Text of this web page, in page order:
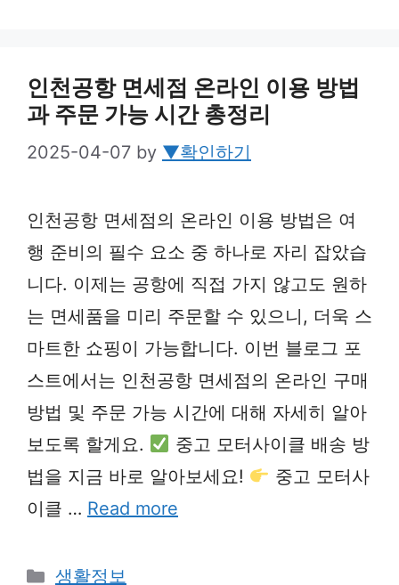
인천공항 면세점 온라인 이용 방법
과 주문 가능 시간 총정리
2025-04-07 by ▼확인하기
인천공항 면세점의 온라인 이용 방법은 여
행 준비의 필수 요소 중 하나로 자리 잡았습
니다. 이제는 공항에 직접 가지 않고도 원하
는 면세품을 미리 주문할 수 있으니, 더욱 스
마트한 쇼핑이 가능합니다. 이번 블로그 포
스트에서는 인천공항 면세점의 온라인 구매
방법 및 주문 가능 시간에 대해 자세히 알아
보도록 할게요.
중고 모터사이클 배송 방
법을 지금 바로 알아보세요!
중고 모터사
이클 … Read more
Categories
생활정보